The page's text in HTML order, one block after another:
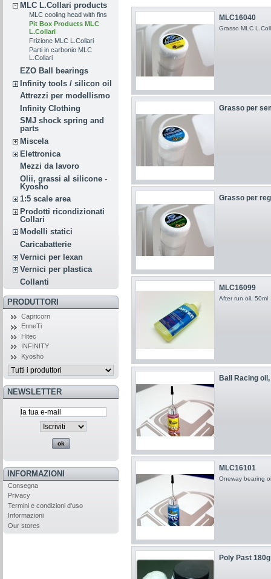
MLC L.Collari products
MLC cooling head with fins
Pit Box Products MLC
L.Collari
Frizione MLC L.Collari
Parti in carbonio MLC
L.Collari
EZO Ball bearings
Infinity tools / silicon oil
Attrezzi per modellismo
Infinity Clothing
SMJ shock spring and
parts
Miscela
Elettronica
Mezzi da lavoro
Olii, grassi al silicone -
Kyosho
1:5 scale area
Prodotti ricondizionati
Collari
Modelli statici
Caricabatterie
Vernici per lexan
Vernici per plastica
Collanti
PRODUTTORI
Capricorn
EnneTi
Hitec
INFINITY
Kyosho
NEWSLETTER
INFORMAZIONI
Consegna
Privacy
Termini e condizioni d'uso
Informazioni
Our stores
MLC16040
Grasso MLC
Grasso per
Grasso per
MLC16099
After run oil, 50ml
Ball Racing
MLC16101
Oneway bearing
Poly Past 180g